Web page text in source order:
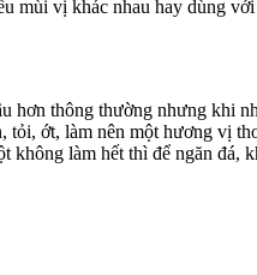
mùi vị khác nhau hay dùng
hơn thông thường nhưng khi
ớt, làm nên một hương vị
làm hết thì để ngăn đá,